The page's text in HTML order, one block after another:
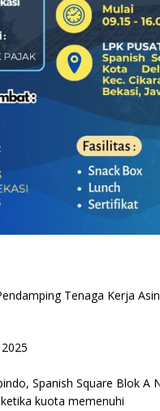
Tenaga Kerja
Spanish Square Blok
kuota memenuhi